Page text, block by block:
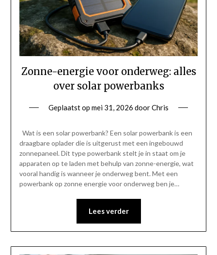
Zonne-energie voor onderweg: alles
over solar powerbanks
Geplaatst op mei 31, 2026 doorChris
Wat is een solar powerbank? Een solar powerbank is een
draagbare oplader die is uitgerust met een ingebouwd
zonnepaneel. Dit type powerbank stelt je in staat om je
apparaten op te laden met behulp van zonne-energie, wat
vooral handig is wanneer je onderweg bent. Met een
powerbank op zonne energie voor onderweg ben je…
Lees verder